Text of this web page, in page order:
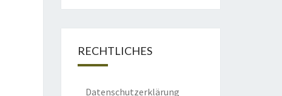
RECHTLICHES
Datenschutzerklärung